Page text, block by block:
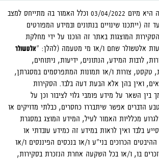
הסקירה היא מיום 03/04/2022 וכלל האמור בה מתייחס למצב
זה (ייתכנו שינויים בנתונים ובמידע המפורטים
המוצגות באתר זה הוכנו על ידי מחלקת
אלטשולר שחם ו/או מי מטעמה (להלן: "אלטשולר
לרבות המידע, הנתונים, ידיעות, ניתוחים,
טקסט, צורות ו/או תמונות המתפרסמים במסגרתן,
ואין בהן אלא הבעת דעה בלבד. הסקירות
בין השאר על מידע פומבי גלוי לציבור וכן על
הדברים אפשר שיתבררו כחסרים, כבלתי מדויקים או
מכלליות האמור לעיל, המידע המוצג במסגרת
בלבד ואין לראות במידע זה כמידע עובדתי או
הכרוכים בני"ע ו/או בנכסים הפיננסים ו/או
בו, ו/או בכל השקעה אחרת הנזכרת בסקירות,